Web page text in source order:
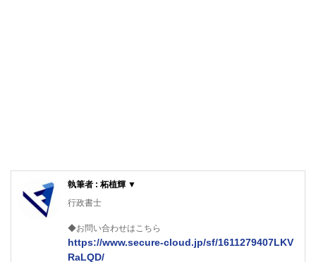
執筆者 : 柘植輝 ▼
行政書士
◆お問い合わせはこちら
https://www.secure-cloud.jp/sf/1611279407LKV
RaLQD/